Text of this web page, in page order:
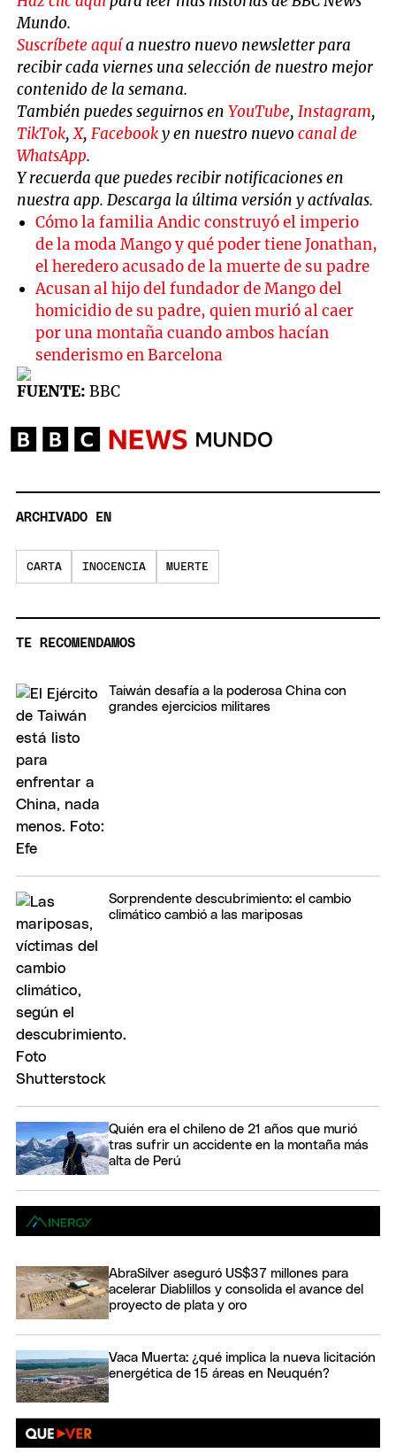
Mundo.
Suscríbete aquía nuestro nuevo newsletter para
recibir cada viernes una selección de nuestro mejor
contenido de la semana.
También puedes seguirnos enYouTube,Instagram,
TikTok,X,Facebooky en nuestro nuevocanal de
WhatsApp.
Y recuerda que puedes recibir notificaciones en
nuestra app. Descarga la última versión y actívalas.
Cómo la familia Andic construyó el imperio
de la moda Mango y qué poder tiene Jonathan,
el heredero acusado de la muerte de su padre
Acusan al hijo del fundador de Mango del
homicidio de su padre, quien murió al caer
por una montaña cuando ambos hacían
senderismo en Barcelona
FUENTE: BBC
ARCHIVADO EN
CARTA INOCENCIA MUERTE
TE RECOMENDAMOS
Taiwán desafía a la poderosa China con
grandes ejercicios militares
Sorprendente descubrimiento: el cambio
climático cambió a las mariposas
Quién era el chileno de 21 años que murió
tras sufrir un accidente en la montaña más
alta de Perú
AbraSilver aseguró US$37 millones para
acelerar Diablillos y consolida el avance del
proyecto de plata y oro
Vaca Muerta: ¿qué implica la nueva licitación
energética de 15 áreas en Neuquén?